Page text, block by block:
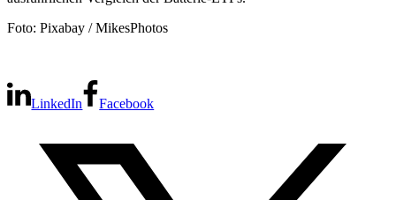
Foto: Pixabay / MikesPhotos
LinkedIn Facebook